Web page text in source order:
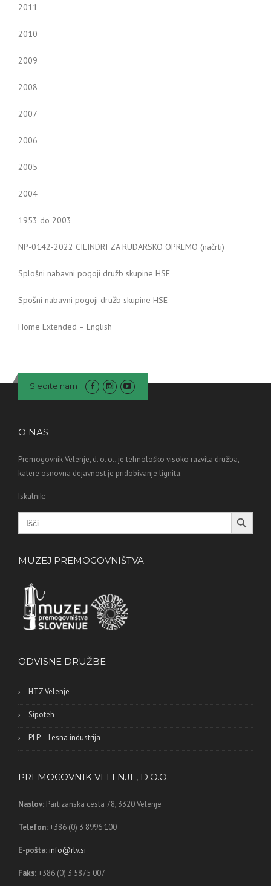
2011
2010
2009
2008
2007
2006
2005
2004
1953 do 2003
NP-0142-2022 CILINDRI ZA RUDARSKO OPREMO (načrti)
Splošni nabavni pogoji družb skupine HSE
Spošni nabavni pogoji družb skupine HSE
Home Extended – English
Sledite nam
O NAS
Premogovnik Velenje, d. o. o., je tehnološko visoko razvita družba,
katere osnovna dejavnost je pridobivanje lignita.
Iskalnik:
Search
for:
Search Button
MUZEJ PREMOGOVNIŠTVA
ODVISNE DRUŽBE
HTZ Velenje
Sipoteh
PLP – Lesna industrija
PREMOGOVNIK VELENJE, D.O.O.
Naslov: Partizanska cesta 78, 3320 Velenje
Telefon:+386 (0) 3 8996 100
E-pošta: info@rlv.si
Faks:+386 (0) 3 5875 007